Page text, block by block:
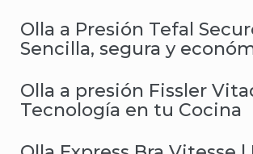
Olla a Presión Tefal
Sencilla, segura y
Olla a presión Fissler
Tecnología en tu Cocina